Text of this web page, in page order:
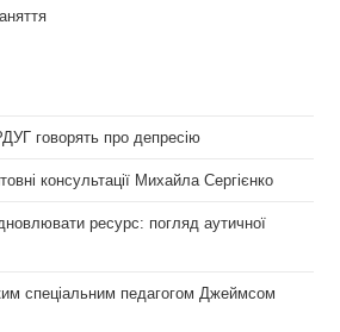
говорять про депресію
консультації Михайла Сергієнко
ресурс: погляд аутичної
спеціальним педагогом Джеймсом